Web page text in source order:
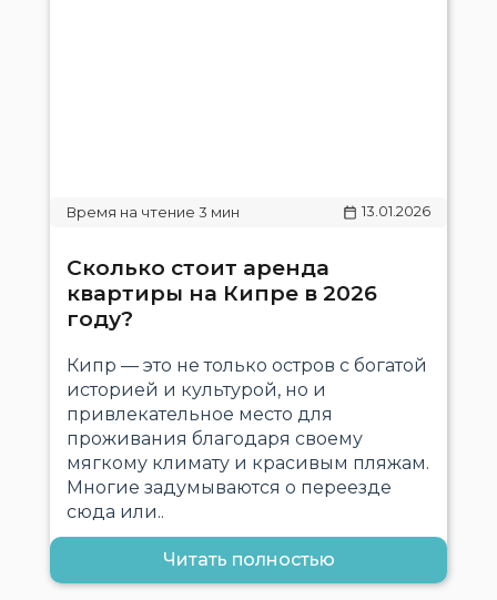
13.01.2026
Сколько стоит аренда
квартиры на Кипре в 2026
году?
Кипр — это не только остров с богатой
историей и культурой, но и
привлекательное место для
проживания благодаря своему
мягкому климату и красивым пляжам.
Многие задумываются о переезде
сюда или..
Читать полностью